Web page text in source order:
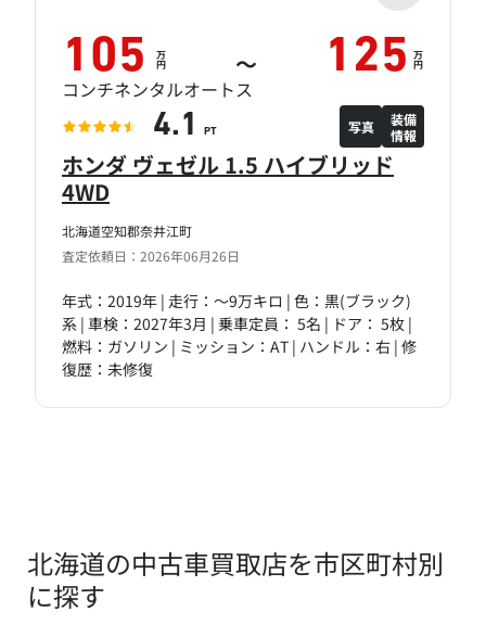
北海道空知郡奈井江町
査定依頼日：2026年06月26日
ホンダ ヴェゼル 1.5 ハイブリッド
4WD
年式：2019年 | 走行：～9万キロ | 色：黒(ブラック)
系 | 車検：2027年3月 | 乗車定員： 5名 | ドア： 5枚 |
燃料：ガソリン | ミッション：AT | ハンドル：右 | 修
復歴：未修復
105 万
円 ～ 125 万
円
コンチネンタルオートス
4.1 PT 写真
装備
情報
北海道の中古車買取店を市区町村別
に探す